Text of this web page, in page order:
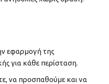
εφαρμογή της
για κάθε περίσταση.
να προσπαθούμε και να